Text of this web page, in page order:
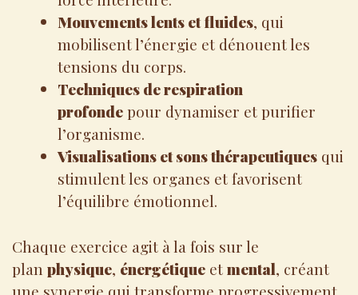
Mouvements lents et fluides, qui
mobilisent l’énergie et dénouent les
tensions du corps.
Techniques de respiration
profondepour dynamiser et purifier
l’organisme.
Visualisations et sons thérapeutiques qui
stimulent les organes et favorisent
l’équilibre émotionnel.
Chaque exercice agit à la fois sur le
plan physique, énergétique etmental, créant
une synergie qui transforme progressivement